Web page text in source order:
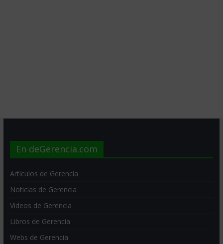
En deGerencia.com
Artículos de Gerencia
Noticias de Gerencia
Videos de Gerencia
Libros de Gerencia
Webs de Gerencia